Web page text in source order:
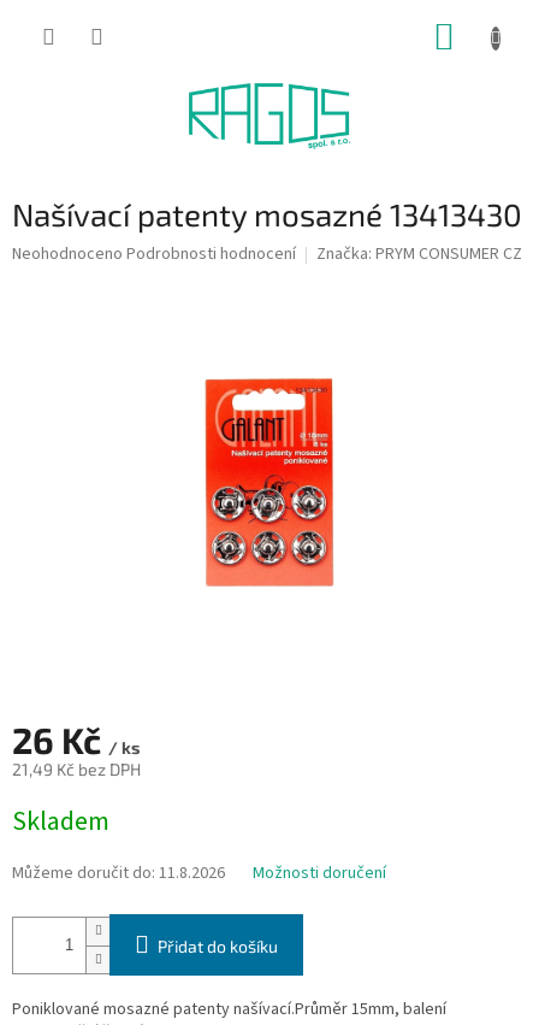
Našívací patenty mosazné 13413430
Průměrné
Neohodnoceno Podrobnosti hodnocení Značka: PRYM CONSUMER CZ
26 Kč / ks
21,49 Kč bez DPH
cena:
Skladem
Můžeme doručit do: 11.8.2026 Možnosti doručení
Přidat do košíku
Poniklované mosazné patenty našívací.Průměr 15mm, balení